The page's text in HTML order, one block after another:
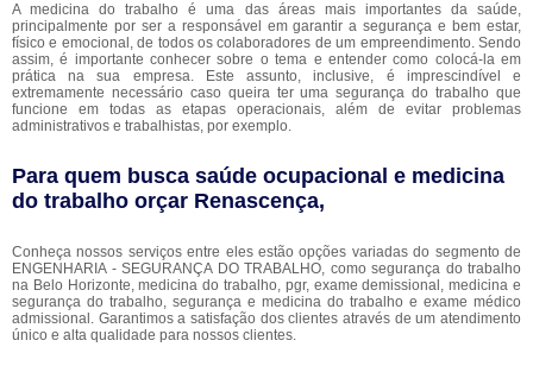
A medicina do trabalho é uma das áreas mais importantes da saúde,
principalmente por ser a responsável em garantir a segurança e bem estar,
físico e emocional, de todos os colaboradores de um empreendimento. Sendo
assim, é importante conhecer sobre o tema e entender como colocá-la em
prática na sua empresa. Este assunto, inclusive, é imprescindível e
extremamente necessário caso queira ter uma segurança do trabalho que
funcione em todas as etapas operacionais, além de evitar problemas
administrativos e trabalhistas, por exemplo.
Para quem busca saúde ocupacional e medicina
do trabalho orçar Renascença,
Conheça nossos serviços entre eles estão opções variadas do segmento de
ENGENHARIA - SEGURANÇA DO TRABALHO, como segurança do trabalho
na Belo Horizonte, medicina do trabalho, pgr, exame demissional, medicina e
segurança do trabalho, segurança e medicina do trabalho e exame médico
admissional. Garantimos a satisfação dos clientes através de um atendimento
único e alta qualidade para nossos clientes.